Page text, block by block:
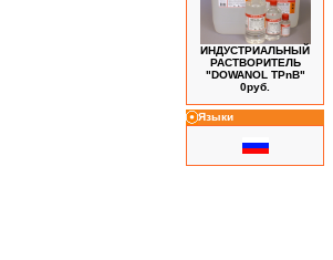
ИНДУСТРИАЛЬНЫЙ
РАСТВОРИТЕЛЬ
"DOWANOL TPnB"
0руб.
Языки